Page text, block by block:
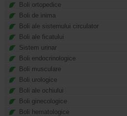
Boli ortopedice
Boli de inima
Boli ale sistemului circulator
Boli ale ficatului
Sistem urinar
Boli endocrinologice
Boli musculare
Boli urologice
Boli ale ochiului
Boli ginecologice
Boli hematologice